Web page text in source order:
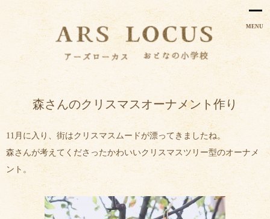
MENU
森さんのクリスマスオーナメント作り
11月に入り、街はクリスマスムードが漂ってきましたね。
森さんが考えてくださったかわいいクリスマスツリー型のオーナメ
ント。